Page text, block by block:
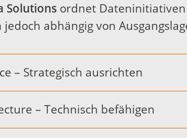
Solutions ordnet
abhängig von
– Strategisch ausrichten
– Technisch befähigen